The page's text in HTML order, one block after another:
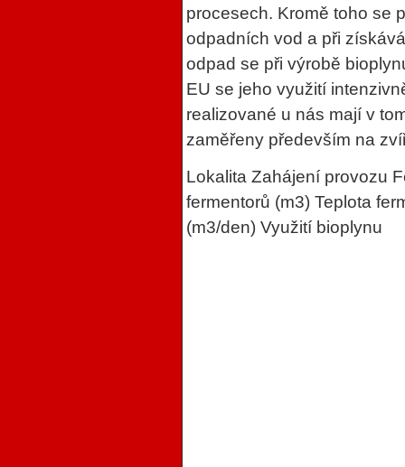
procesech. Kromě toho se
odpadních vod a při
odpad se při výrobě
EU se jeho využití
realizované u nás mají v
zaměřeny především na
Lokalita Zahájení provozu
fermentorů (m3) Teplota
(m3/den) Využití bioplynu